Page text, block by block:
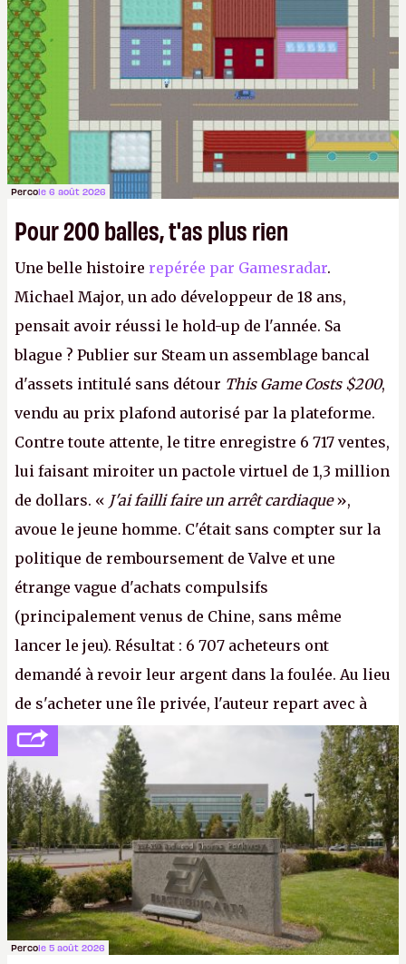
Percole 6 août 2026
Pour 200 balles, t'as plus rien
Une belle histoire repérée par Gamesradar.
Michael Major, un ado développeur de 18 ans,
pensait avoir réussi le hold-up de l'année. Sa
blague ? Publier sur Steam un assemblage bancal
d'assets intitulé sans détour This Game Costs $200,
vendu au prix plafond autorisé par la plateforme.
Contre toute attente, le titre enregistre 6 717 ventes,
lui faisant miroiter un pactole virtuel de 1,3 million
de dollars. « J'ai failli faire un arrêt cardiaque»,
avoue le jeune homme. C'était sans compter sur la
politique de remboursement de Valve et une
étrange vague d'achats compulsifs
(principalement venus de Chine, sans même
lancer le jeu). Résultat : 6 707 acheteurs ont
demandé à revoir leur argent dans la foulée. Au lieu
de s'acheter une île privée, l'auteur repart avec à
peine 2 000 dollars en poche. C'est toujours plus
cher payé que le temps passé à dev, mais ça
apprendra aux petits malins qu'on ne braque pas
Gabe Newell aussi facilement.P.
Percole 5 août 2026